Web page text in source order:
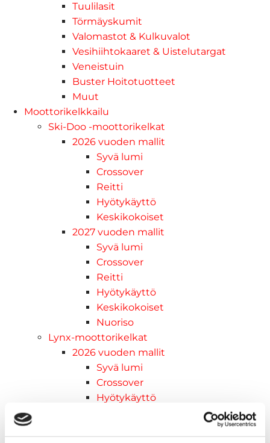
Tuulilasit
Törmäyskumit
Valomastot & Kulkuvalot
Vesihiihtokaaret & Uistelutargat
Veneistuin
Buster Hoitotuotteet
Muut
Moottorikelkkailu
Ski-Doo -moottorikelkat
2026 vuoden mallit
Syvä lumi
Crossover
Reitti
Hyötykäyttö
Keskikokoiset
2027 vuoden mallit
Syvä lumi
Crossover
Reitti
Hyötykäyttö
Keskikokoiset
Nuoriso
Lynx-moottorikelkat
2026 vuoden mallit
Syvä lumi
Crossover
Hyötykäyttö